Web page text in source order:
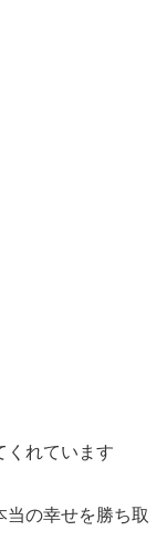
くれています
当の幸せを勝ち取